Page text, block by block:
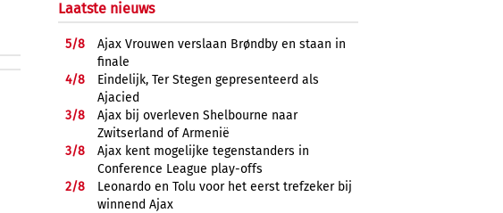
Laatste nieuws
5/8
Ajax Vrouwen verslaan Brøndby en staan in
finale
4/8
Eindelijk, Ter Stegen gepresenteerd als
Ajacied
3/8
Ajax bij overleven Shelbourne naar
Zwitserland of Armenië
3/8
Ajax kent mogelijke tegenstanders in
Conference League play-offs
2/8
Leonardo en Tolu voor het eerst trefzeker bij
winnend Ajax